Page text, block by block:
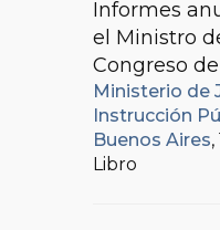
Informes
el Ministro
Congreso
Ministerio de
Instrucción
Buenos Aires
Libro